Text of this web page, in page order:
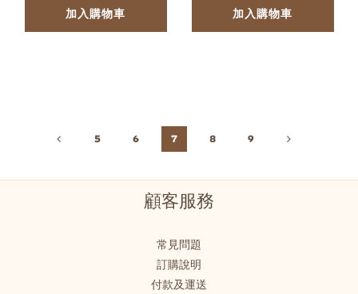
加入購物車 加入購物車
5 6 7 8 9
顧客服務
常見問題
訂購說明
付款及運送